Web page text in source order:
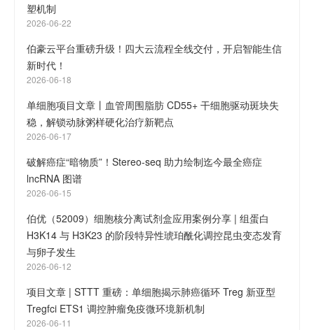
塑机制
2026-06-22
伯豪云平台重磅升级！四大云流程全线交付，开启智能生信
新时代！
2026-06-18
单细胞项目文章丨血管周围脂肪 CD55+ 干细胞驱动斑块失
稳，解锁动脉粥样硬化治疗新靶点
2026-06-17
破解癌症“暗物质”！Stereo-seq 助力绘制迄今最全癌症
lncRNA 图谱
2026-06-15
伯优（52009）细胞核分离试剂盒应用案例分享 | 组蛋白
H3K14 与 H3K23 的阶段特异性琥珀酰化调控昆虫变态发育
与卵子发生
2026-06-12
项目文章 | STTT 重磅：单细胞揭示肺癌循环 Treg 新亚型
Tregfci ETS1 调控肿瘤免疫微环境新机制
2026-06-11